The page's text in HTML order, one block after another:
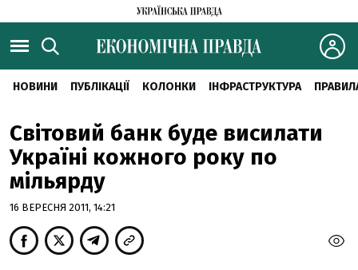
НОВИНИ ПУБЛІКАЦІЇ КОЛОНКИ ІНФРАСТРУКТУРА
Світовий банк буде висилати
Україні кожного року по
мільярду
16 ВЕРЕСНЯ 2011, 14:21